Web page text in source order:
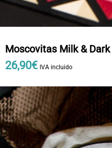
Moscovitas Milk & Dark
26,90€ IVA incluido